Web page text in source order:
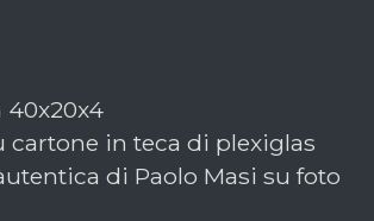
cartone in teca di plexiglas
di Paolo Masi su foto